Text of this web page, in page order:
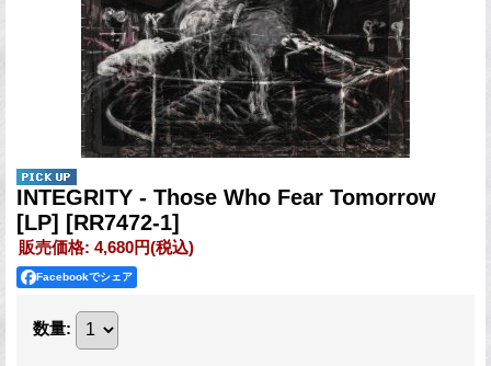
INTEGRITY - Those Who Fear Tomorrow
[LP] [RR7472-1]
販売価格: 4,680円(税込)
Facebookでシェア
数量: